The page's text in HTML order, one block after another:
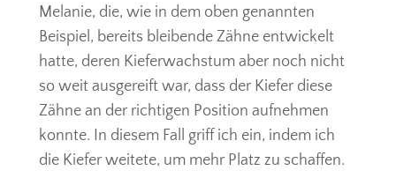
Melanie, die, wie in dem oben genannten
Beispiel, bereits bleibende Zähne entwickelt
hatte, deren Kieferwachstum aber noch nicht
so weit ausgereift war, dass der Kiefer diese
Zähne an der richtigen Position aufnehmen
konnte. In diesem Fall griff ich ein, indem ich
die Kiefer weitete, um mehr Platz zu schaffen.